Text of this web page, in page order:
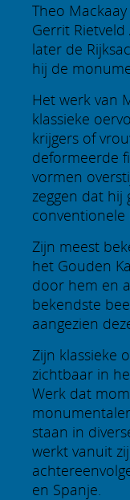
Theo
Gerrit
later de
hij de
Het werk van
klassieke
krijgers of
deformeerde
vormen
zeggen dat hij
conventionele
Zijn meest
het Gouden
door hem en
bekendste
aangezien
Zijn klassieke
zichtbaar in
Werk dat
staan in
werkt vanuit
en Spanje.